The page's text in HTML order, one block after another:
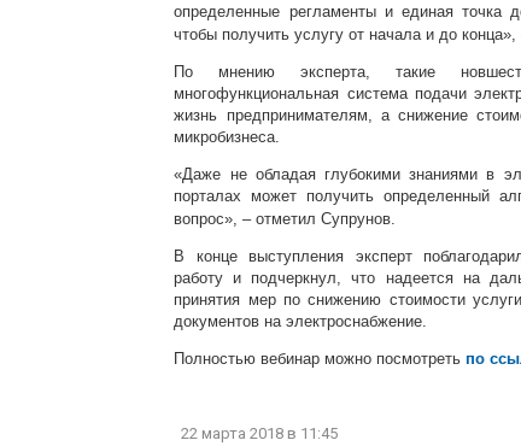
определенные регламенты и единая точка
чтобы получить услугу от начала и до конца»,
По мнению эксперта, такие
многофункциональная система подачи
жизнь предпринимателям, а снижение
микробизнеса.
«Даже не обладая глубокими знаниями в
порталах может получить определенный
вопрос»,–отметил Супрунов.
В конце выступления эксперт
работу и подчеркнул, что надеется на
принятия мер по снижению стоимости
документов на электроснабжение.
Полностью вебинар можно посмотретьпо
22 марта 2018 в 11:45